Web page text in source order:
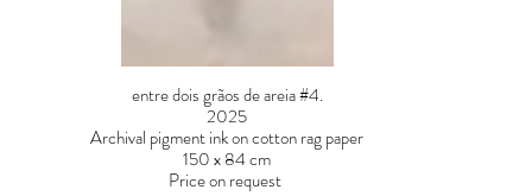
entre dois grãos de areia #4.
2025
Archival pigment ink on cotton rag paper
150 x 84 cm
Price on request